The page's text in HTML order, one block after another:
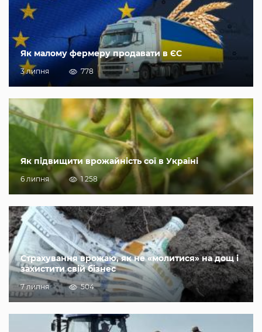
Як малому фермеру продавати в ЄС
3 липня 778
Як підвищити врожайність сої в Україні
6 липня 1 258
Страхування врожаю, як не «молитися» на дощ і
захистити свій бізнес
7 липня 504